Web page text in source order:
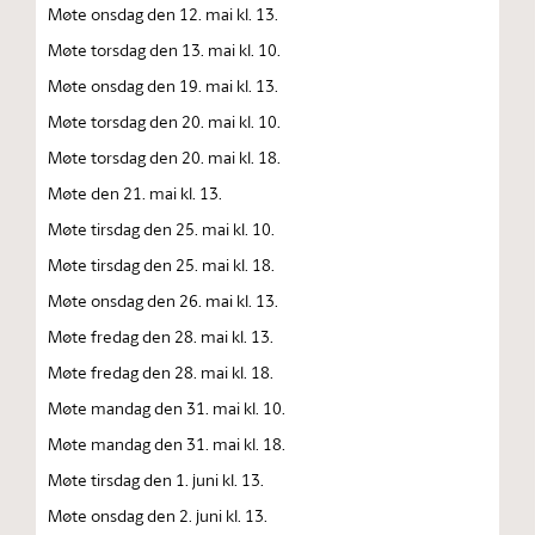
Møte onsdag den 12. mai kl. 13.
Møte torsdag den 13. mai kl. 10.
Møte onsdag den 19. mai kl. 13.
Møte torsdag den 20. mai kl. 10.
Møte torsdag den 20. mai kl. 18.
Møte den 21. mai kl. 13.
Møte tirsdag den 25. mai kl. 10.
Møte tirsdag den 25. mai kl. 18.
Møte onsdag den 26. mai kl. 13.
Møte fredag den 28. mai kl. 13.
Møte fredag den 28. mai kl. 18.
Møte mandag den 31. mai kl. 10.
Møte mandag den 31. mai kl. 18.
Møte tirsdag den 1. juni kl. 13.
Møte onsdag den 2. juni kl. 13.